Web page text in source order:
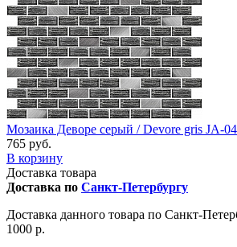
Мозаика Деворе серый / Devore gris JA-
765 руб.
В корзину
Доставка товара
Доставка по Санкт-Петербургу
Доставка данного товара по Санкт-
1000 р.